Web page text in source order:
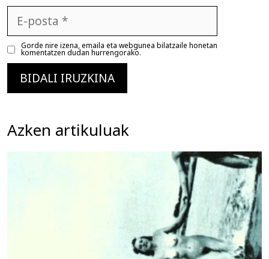
posta
Gorde nire izena, emaila eta webgunea bilatzaile honetan
komentatzen dudan hurrengorako.
Azken artikuluak